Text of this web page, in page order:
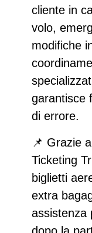
cliente in
volo,
modifiche
garantisce
di errore.
📌 Grazie
Ticketing
biglietti
extra
assistenza